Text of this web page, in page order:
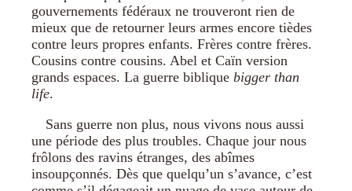
gouvernements fédéraux ne trouveront rien de
mieux que de retourner leurs armes encore tièdes
contre leurs propres enfants. Frères contre frères.
Cousins contre cousins. Abel et Caïn version
grands espaces. La guerre biblique bigger than
life.
Sans guerre non plus, nous vivons nous aussi
une période des plus troubles. Chaque jour nous
frôlons des ravins étranges, des abîmes
insoupçonnés. Dès que quelqu’un s’avance, c’est